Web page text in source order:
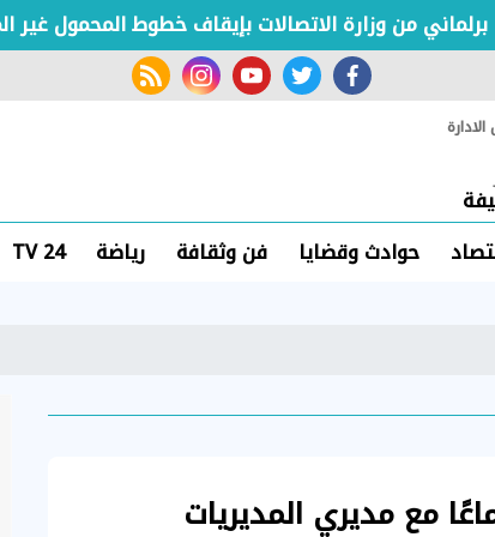
من وزارة الاتصالات بإيقاف خطوط المحمول غير المحدثة
facebook
twitter
youtube
instagram
rss feed
حوادث وقضايا فن وثقافة رياضة TV 24
مع مديري المديريات